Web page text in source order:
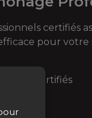
certifiés
pour votre
certifiés
fourni